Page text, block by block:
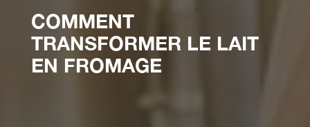
COMMENT
TRANSFORMER LE LAIT
EN FROMAGE